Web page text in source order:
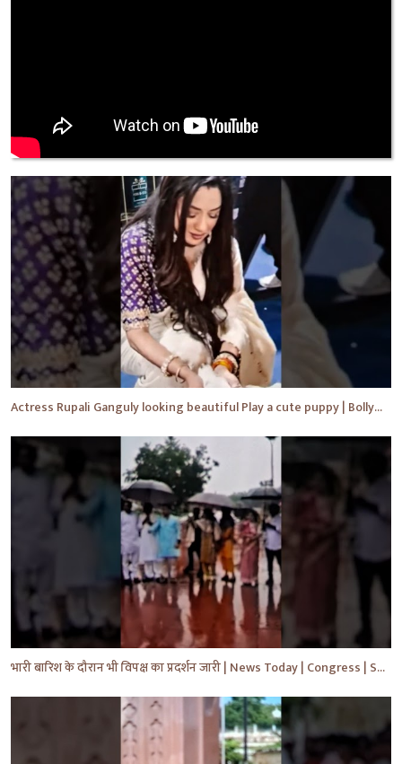
Actress Rupali Ganguly looking beautiful Play a cute puppy | Bollywood | Bollywood News #shorts #yt
भारी बारिश के दौरान भी विपक्ष का प्रदर्शन जारी | News Today | Congress | Samajwadi | #shorts #yt